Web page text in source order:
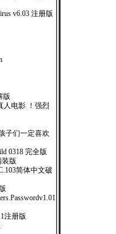
v6.03 注册版
版
人电影 ！强烈
子们一定喜欢
0318 完全版
装版
简体中文破
注册版